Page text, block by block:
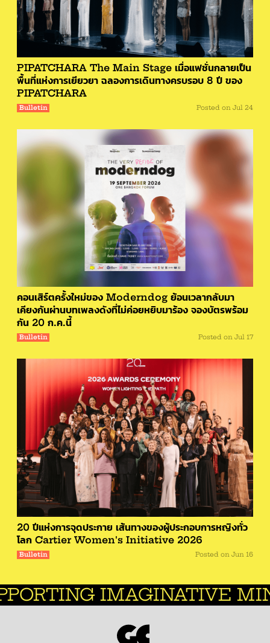
PIPATCHARA The Main Stage เมื่อแฟชั่นกลายเป็น
พื้นที่แห่งการเยียวยา ฉลองการเดินทางครบรอบ 8 ปี ของ
PIPATCHARA
Bulletin Posted on Jul 24
คอนเสิร์ตครั้งใหม่ของ Moderndog ย้อนเวลากลับมา
เคียงกันผ่านบทเพลงดังที่ไม่ค่อยหยิบมาร้อง จองบัตรพร้อม
กัน 20 ก.ค.นี้
Bulletin Posted on Jul 17
20 ปีแห่งการจุดประกาย เส้นทางของผู้ประกอบการหญิงทั่ว
โลก Cartier Women's Initiative 2026
Bulletin Posted on Jun 16
IMAGINATIVE MINDS.